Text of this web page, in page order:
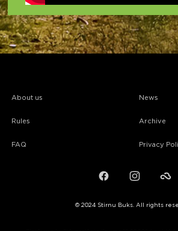
About us
Rules
FAQ
News
Archive
Privacy
FacebookInstagram
© 2024 Stirnu Buks. All rights